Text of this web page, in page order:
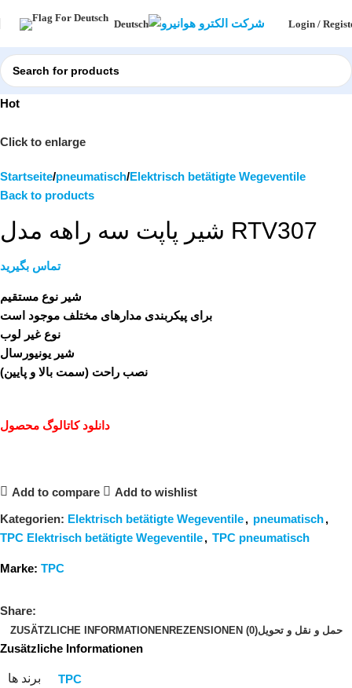
Deutsch Login /
Hot
Click to enlarge
Startseite pneumatisch Elektrisch betätigte Wegeventile
Back to products
شیر پاپت سه راهه مدل RTV307
تماس بگیرید
شیر نوع مستقیم
برای پیکربندی مدارهای مختلف موجود است
نوع غیر لوب
شیر یونیورسال
نصب راحت (سمت بالا و پایین)
دانلود کاتالوگ محصول
Add to compare Add to wishlist
Kategorien: Elektrisch betätigte Wegeventile, pneumatisch,
TPC Elektrisch betätigte Wegeventile, TPC pneumatisch
Marke: TPC
Share:
ZUSÄTZLICHE INFORMATIONEN REZENSIONEN (0)حمل و نقل و تحویل
Zusätzliche Informationen
برند ها TPC